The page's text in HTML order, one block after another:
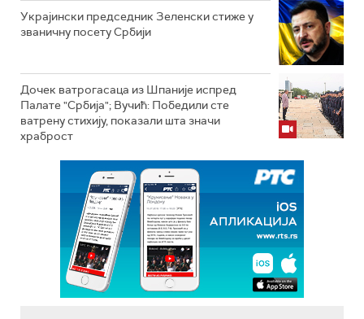
Украјински председник Зеленски стиже у
званичну посету Србији
Дочек ватрогасаца из Шпаније испред
Палате "Србија"; Вучић: Победили сте
ватрену стихију, показали шта значи
храброст